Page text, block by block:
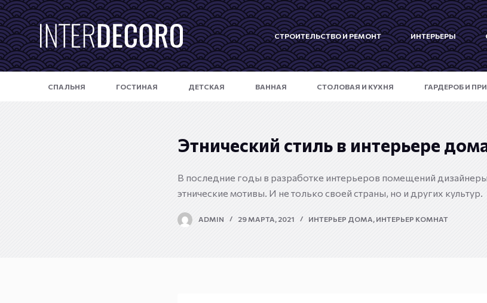
П
е
р
е
й
СТРОИТЕЛЬСТВО И РЕМОНТ ИНТЕРЬЕРЫ
СПАЛЬНЯ ГОСТИНАЯ ДЕТСКАЯ ВАННАЯ СТОЛОВАЯ И КУХНЯ ГАРДЕРОБ И
Этнический стиль в интерьере
В последние годы в разработке интерьеров помещений
этнические мотивы. И не только своей страны, но и других культур.
ADMIN 29 МАРТА, 2021 ИНТЕРЬЕР ДОМА, ИНТЕРЬЕР КОМНАТ